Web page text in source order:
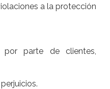
a la protección
por parte de clientes,